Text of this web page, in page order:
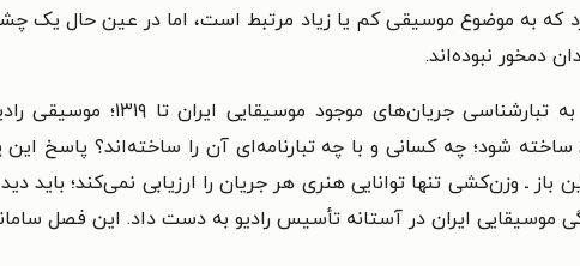
به موضوع موسیقی کم یا زیاد مرتبط است، اما در عین حال یک
دمخور نبوده‌اند.
موجود موسیقایی ایران تا ۱۳۱۹؛ موسیقی رادیو، هرچه که می‌خواست و می‌بایست
ساخته شود؛ چه کسانی و با چه تبارنامه‌ای آن را ساخته‌اند؟ پاسخ
باز ـ وزن‌کشی تنها توانایی هنری هر جریان را ارزیابی نمی‌کند؛ باید
موسیقایی ایران در آستانه تأسیس رادیو به دست داد. این فصل